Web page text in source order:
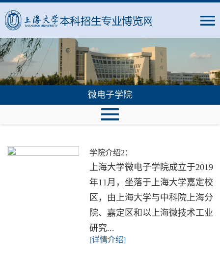
微电子学院
学院介绍2：
上海大学微电子学院成立于2019
年11月，坐落于上海大学嘉定校
区，由上海大学与中科院上海分
院、嘉定区和以上海微技术工业
研究...
[详情介绍]